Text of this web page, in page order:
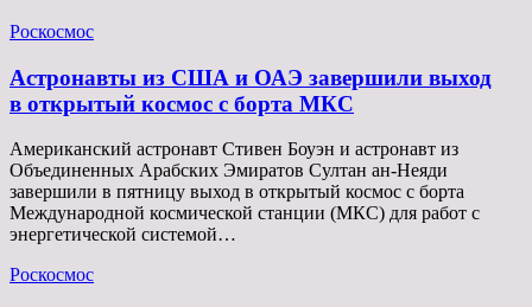
Роскосмос
Астронавты из США и ОАЭ завершили выход
в открытый космос с борта МКС
Американский астронавт Стивен Боуэн и астронавт из
Объединенных Арабских Эмиратов Султан ан-Неяди
завершили в пятницу выход в открытый космос с борта
Международной космической станции (МКС) для работ с
энергетической системой…
Роскосмос